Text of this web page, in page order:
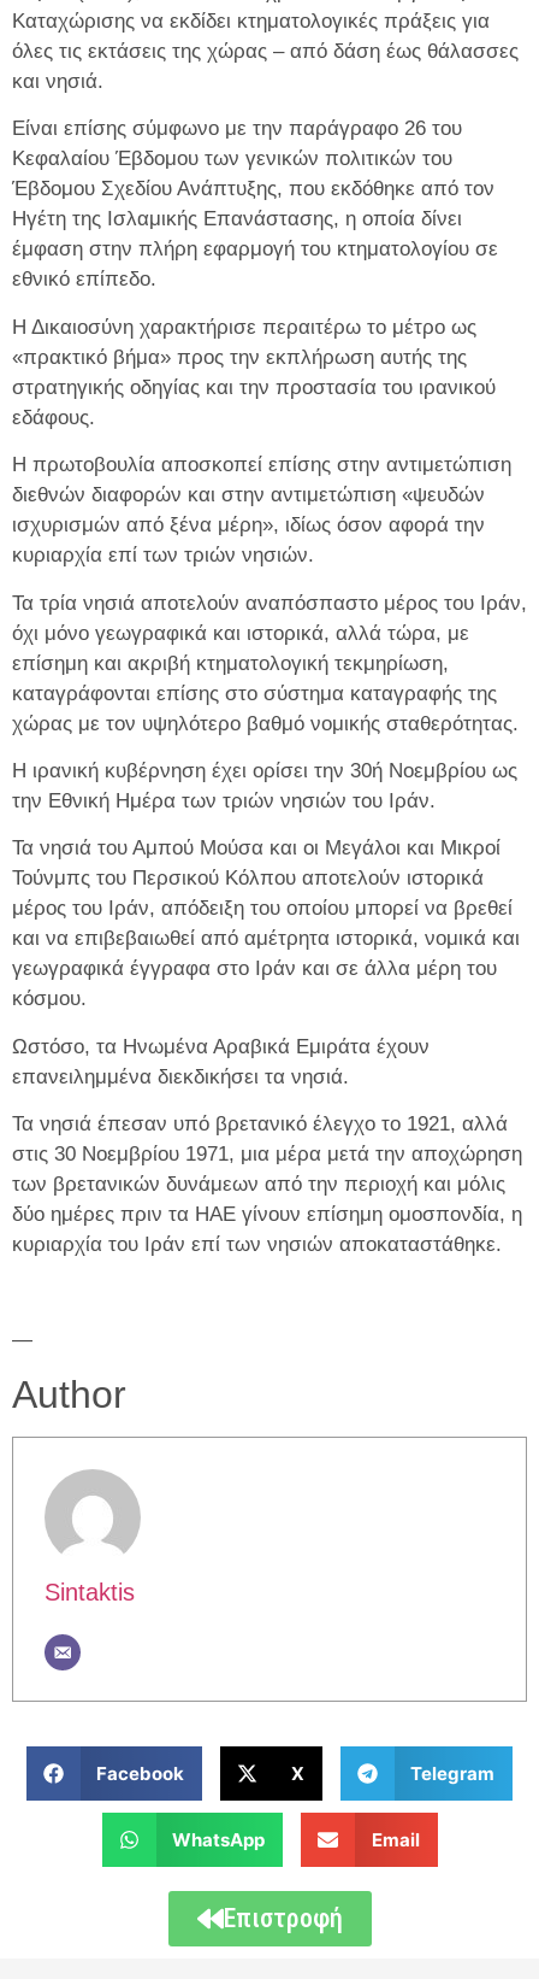
Καταχώρισης να εκδίδει κτηματολογικές πράξεις για
όλες τις εκτάσεις της χώρας – από δάση έως θάλασσες
και νησιά.
Είναι επίσης σύμφωνο με την παράγραφο 26 του
Κεφαλαίου Έβδομου των γενικών πολιτικών του
Έβδομου Σχεδίου Ανάπτυξης, που εκδόθηκε από τον
Ηγέτη της Ισλαμικής Επανάστασης, η οποία δίνει
έμφαση στην πλήρη εφαρμογή του κτηματολογίου σε
εθνικό επίπεδο.
Η Δικαιοσύνη χαρακτήρισε περαιτέρω το μέτρο ως
«πρακτικό βήμα» προς την εκπλήρωση αυτής της
στρατηγικής οδηγίας και την προστασία του ιρανικού
εδάφους.
Η πρωτοβουλία αποσκοπεί επίσης στην αντιμετώπιση
διεθνών διαφορών και στην αντιμετώπιση «ψευδών
ισχυρισμών από ξένα μέρη», ιδίως όσον αφορά την
κυριαρχία επί των τριών νησιών.
Τα τρία νησιά αποτελούν αναπόσπαστο μέρος του Ιράν,
όχι μόνο γεωγραφικά και ιστορικά, αλλά τώρα, με
επίσημη και ακριβή κτηματολογική τεκμηρίωση,
καταγράφονται επίσης στο σύστημα καταγραφής της
χώρας με τον υψηλότερο βαθμό νομικής σταθερότητας.
Η ιρανική κυβέρνηση έχει ορίσει την 30ή Νοεμβρίου ως
την Εθνική Ημέρα των τριών νησιών του Ιράν.
Τα νησιά του Αμπού Μούσα και οι Μεγάλοι και Μικροί
Τούνμπς του Περσικού Κόλπου αποτελούν ιστορικά
μέρος του Ιράν, απόδειξη του οποίου μπορεί να βρεθεί
και να επιβεβαιωθεί από αμέτρητα ιστορικά, νομικά και
γεωγραφικά έγγραφα στο Ιράν και σε άλλα μέρη του
κόσμου.
Ωστόσο, τα Ηνωμένα Αραβικά Εμιράτα έχουν
επανειλημμένα διεκδικήσει τα νησιά.
Τα νησιά έπεσαν υπό βρετανικό έλεγχο το 1921, αλλά
στις 30 Νοεμβρίου 1971, μια μέρα μετά την αποχώρηση
των βρετανικών δυνάμεων από την περιοχή και μόλις
δύο ημέρες πριν τα ΗΑΕ γίνουν επίσημη ομοσπονδία, η
κυριαρχία του Ιράν επί των νησιών αποκαταστάθηκε.
—
Author
Sintaktis
Facebook X Telegram
WhatsApp Email
Επιστροφή